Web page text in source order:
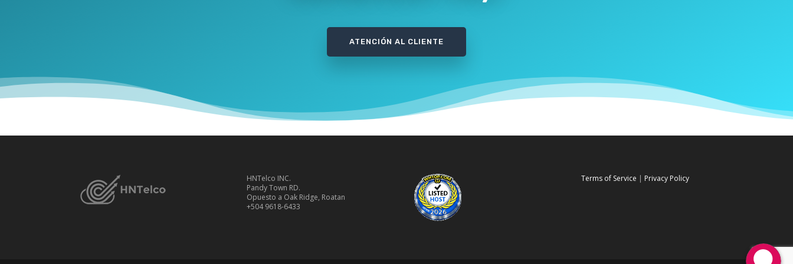
ATENCIÓN AL CLIENTE
HNTelco INC.
Pandy Town RD.
Opuesto a Oak Ridge, Roatan
+504 9618-6433
Terms of Service | Privacy Policy